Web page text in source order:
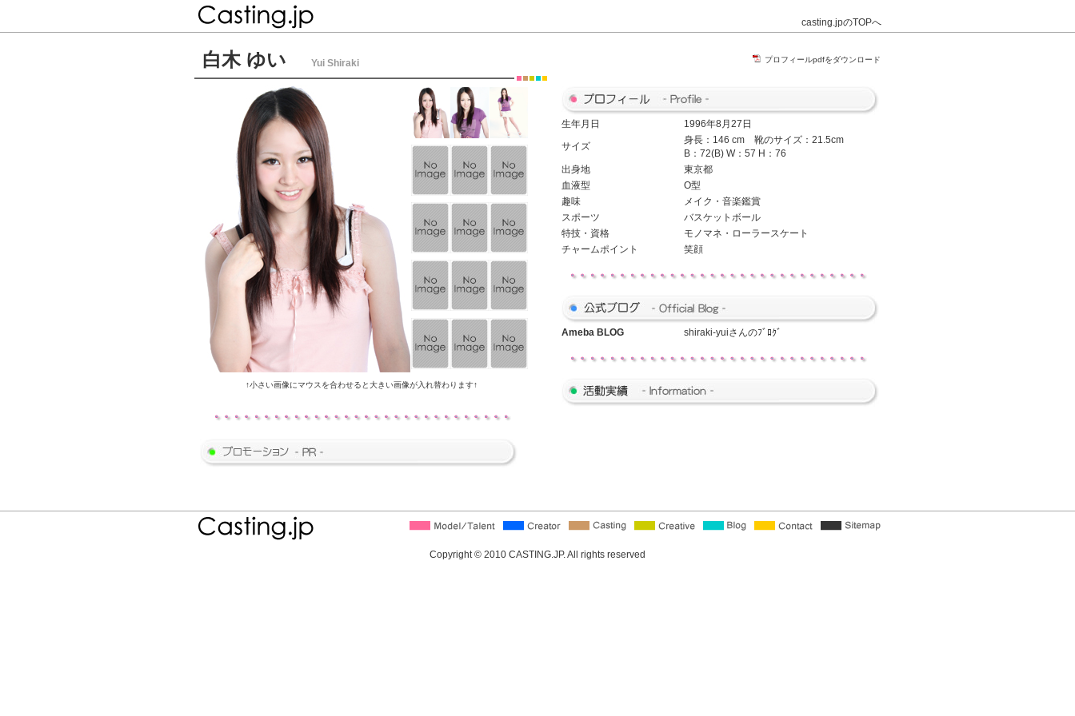
casting.jpのTOPへ
白木 ゆい Yui Shiraki プロフィールpdfをダウンロード
↑小さい画像にマウスを合わせると大きい画像が入れ替わります↑
生年月日
1996年8月27日
サイズ
身長：146 cm 靴のサイズ：21.5cm
B：72(B) W：57 H：76
出身地
東京都
血液型
O型
趣味
メイク・音楽鑑賞
スポーツ
バスケットボール
特技・資格
モノマネ・ローラースケート
チャームポイント
笑顔
Ameba BLOG shiraki-yuiさんのﾌﾞﾛｸﾞ
Copyright © 2010 CASTING.JP. All rights reserved